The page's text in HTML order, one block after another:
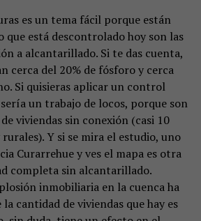
es un tema fácil porque están
que está descontrolado hoy son las
a alcantarillado. Si te das cuenta,
cerca del 20% de fósforo y cerca
Si quisieras aplicar un control
un trabajo de locos, porque son
viviendas sin conexión (casi 10
Y si se mira el estudio, uno
Curarrehue y ves el mapa es otra
completa sin alcantarillado.
inmobiliaria en la cuenca ha
cantidad de viviendas que hay es